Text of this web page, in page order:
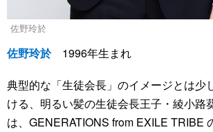
佐野玲於
佐野玲於1996年生まれ
典型的な「生徒会長」のイメージとは少
ける、明るい髪の生徒会長王子・綾小路
は、GENERATIONS from EXILE TRIBE